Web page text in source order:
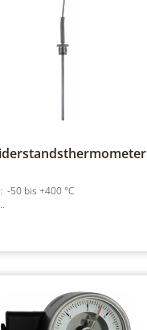
50 bis +400 °C